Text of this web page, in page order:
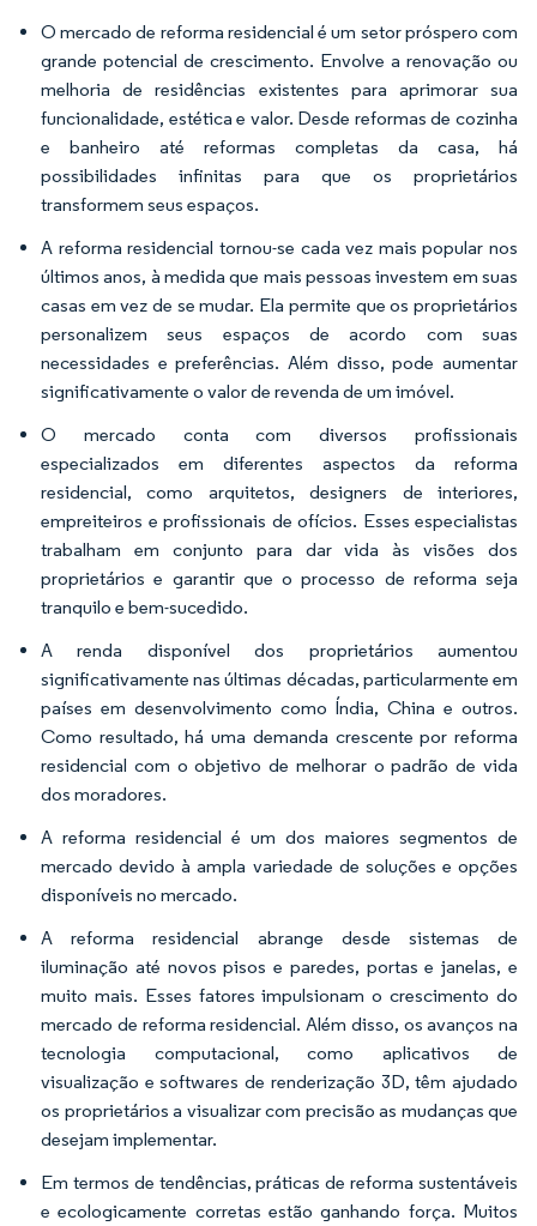
O mercado de reforma residencial é um setor próspero com
grande potencial de crescimento. Envolve a renovação ou
melhoria de residências existentes para aprimorar sua
funcionalidade, estética e valor. Desde reformas de cozinha
e banheiro até reformas completas da casa, há
possibilidades infinitas para que os proprietários
transformem seus espaços.
A reforma residencial tornou-se cada vez mais popular nos
últimos anos, à medida que mais pessoas investem em suas
casas em vez de se mudar. Ela permite que os proprietários
personalizem seus espaços de acordo com suas
necessidades e preferências. Além disso, pode aumentar
significativamente o valor de revenda de um imóvel.
O mercado conta com diversos profissionais
especializados em diferentes aspectos da reforma
residencial, como arquitetos, designers de interiores,
empreiteiros e profissionais de ofícios. Esses especialistas
trabalham em conjunto para dar vida às visões dos
proprietários e garantir que o processo de reforma seja
tranquilo e bem-sucedido.
A renda disponível dos proprietários aumentou
significativamente nas últimas décadas, particularmente em
países em desenvolvimento como Índia, China e outros.
Como resultado, há uma demanda crescente por reforma
residencial com o objetivo de melhorar o padrão de vida
dos moradores.
A reforma residencial é um dos maiores segmentos de
mercado devido à ampla variedade de soluções e opções
disponíveis no mercado.
A reforma residencial abrange desde sistemas de
iluminação até novos pisos e paredes, portas e janelas, e
muito mais. Esses fatores impulsionam o crescimento do
mercado de reforma residencial. Além disso, os avanços na
tecnologia computacional, como aplicativos de
visualização e softwares de renderização 3D, têm ajudado
os proprietários a visualizar com precisão as mudanças que
desejam implementar.
Em termos de tendências, práticas de reforma sustentáveis
e ecologicamente corretas estão ganhando força. Muitos